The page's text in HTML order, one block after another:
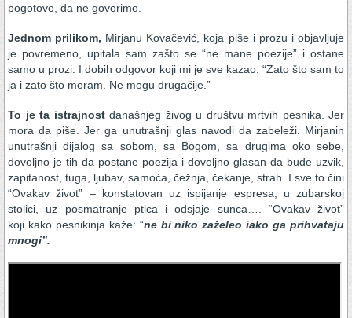
pogotovo, da ne govorimo.
Jednom prilikom, Mirjanu Kovačević, koja piše i prozu i objavljuje
je povremeno, upitala sam zašto se “ne mane poezije” i ostane
samo u prozi. I dobih odgovor koji mi je sve kazao: “Zato što sam to
ja i zato što moram. Ne mogu drugačije.”
To je ta istrajnostdanašnjeg živog u društvu mrtvih pesnika. Jer
mora da piše. Jer ga unutrašnji glas navodi da zabeleži. Mirjanin
unutrašnji dijalog sa sobom, sa Bogom, sa drugima oko sebe,
dovoljno je tih da postane poezija i dovoljno glasan da bude uzvik,
zapitanost, tuga, ljubav, samoća, čežnja, čekanje, strah. I sve to čini
“Ovakav život” – konstatovan uz ispijanje espresa, u zubarskoj
stolici, uz posmatranje ptica i odsjaje sunca…. “Ovakav život”
koji kako pesnikinja kaže: “ne bi niko zaželeo iako ga prihvataju
mnogi”.